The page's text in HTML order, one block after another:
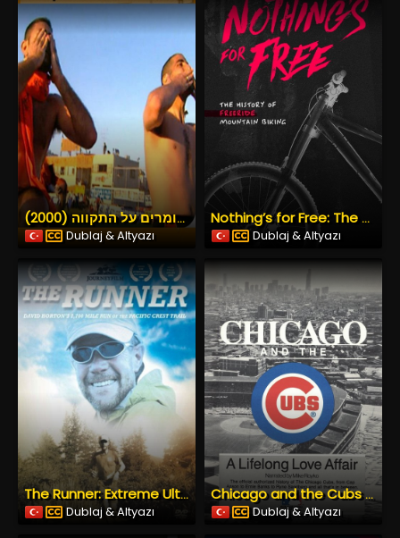
שומרים על התקווה (2000) İzle
Dublaj & Altyazı
Nothing’s for Free: The History of Freeride Mountain Biking (2023) İzle
Dublaj & Altyazı
The Runner: Extreme UltraRunner David Horton (2006) İzle
Dublaj & Altyazı
Chicago and the Cubs – A Lifelong Love Affair (1987) İzle
Dublaj & Altyazı